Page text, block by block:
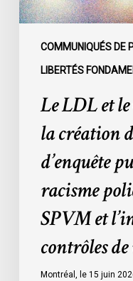
COMMUNIQUÉS DE
LIBERTÉS
commission
publique
racisme
SPVM
contrôles
Le LDL et
la création
d’enquête
racisme
SPVM et
contrôles
Montréal, le 15 juin